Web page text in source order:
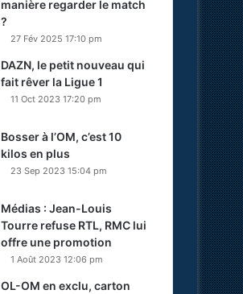
manière regarder le match
?
27 Fév 2025 17:10 pm
DAZN, le petit nouveau qui
fait rêver la Ligue 1
11 Oct 2023 17:20 pm
Bosser à l’OM, c’est 10
kilos en plus
23 Sep 2023 15:04 pm
Médias : Jean-Louis
Tourre refuse RTL, RMC lui
offre une promotion
1 Août 2023 12:06 pm
OL-OM en exclu, carton